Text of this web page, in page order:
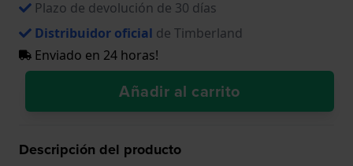
Plazo de devolución de 30 días
Distribuidor oficial de Timberland
Enviado en 24 horas!
Añadir al carrito
Descripción del producto